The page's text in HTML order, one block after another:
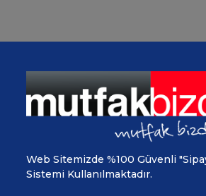
Web Sitemizde %100 Güvenli
Sistemi Kullanılmaktadır.